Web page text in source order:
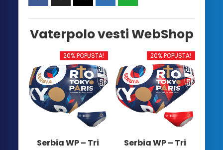
Vaterpolo vesti WebShop
20% POPUSTA!
Serbia WP – Tri
20% POPUSTA!
Serbia WP – Tri